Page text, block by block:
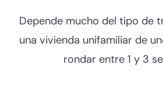
Depende mucho del tipo de
una vivienda unifamiliar de
rondar entre 1 y 3